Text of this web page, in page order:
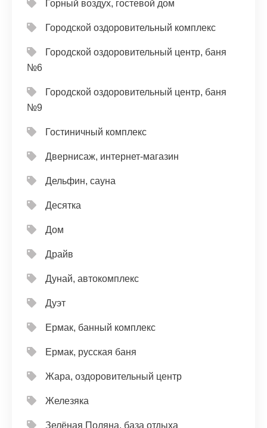
Горный воздух, гостевой дом
Городской оздоровительный комплекс
Городской оздоровительный центр, баня
№6
Городской оздоровительный центр, баня
№9
Гостиничный комплекс
Двернисаж, интернет-магазин
Дельфин, сауна
Десятка
Дом
Драйв
Дунай, автокомплекс
Дуэт
Ермак, банный комплекс
Ермак, русская баня
Жара, оздоровительный центр
Железяка
Зелёная Поляна, база отдыха